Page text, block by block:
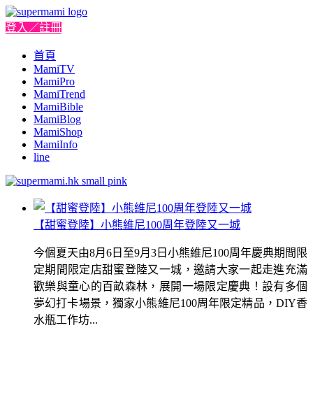
登入／註冊
首頁
MamiTV
MamiPro
MamiTrend
MamiBible
MamiBlog
MamiShop
MamiInfo
line
【甜蜜登陸】小熊維尼100周年登陸又一城
今個夏天由8月6日至9月3日小熊維尼100周年慶典期間限
定期間限定店甜蜜登陸又一城，邀請大家一起走進充滿
歡樂與童心的百畝森林，展開一場限定慶典！設有多個
夢幻打卡場景，獨家小熊維尼100周年限定精品，DIY香
水瓶工作坊...